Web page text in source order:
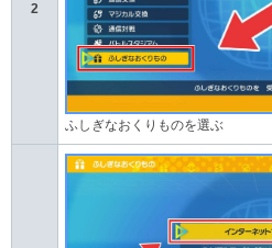
2
ふしぎなおくりものを選ぶ